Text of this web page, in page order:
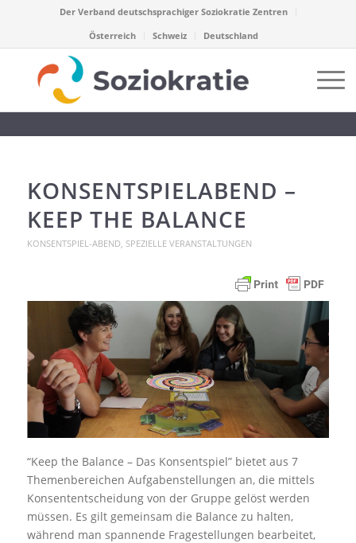
Der Verband deutschsprachiger Soziokratie Zentren
Österreich
Schweiz Deutschland
KONSENTSPIELABEND –
KEEP THE BALANCE
KONSENTSPIEL-ABEND, SPEZIELLE VERANSTALTUNGEN
“Keep the Balance – Das Konsentspiel” bietet aus 7
Themenbereichen Aufgabenstellungen an, die mittels
Konsententscheidung von der Gruppe gelöst werden
müssen. Es gilt gemeinsam die Balance zu halten,
während man spannende Fragestellungen bearbeitet,